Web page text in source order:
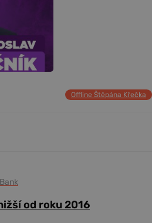
Offline Štěpána Křečka
od roku 2016